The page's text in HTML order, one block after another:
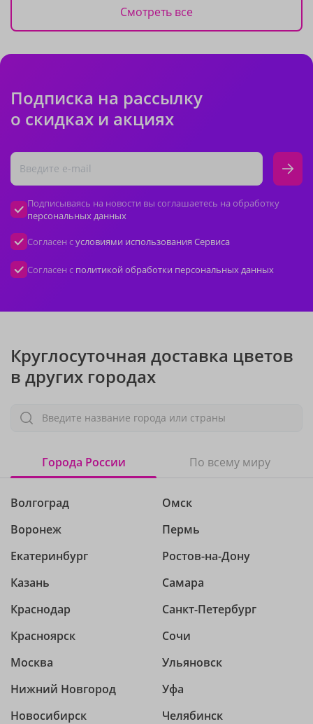
Смотреть все
Подписка на рассылку
о скидках и акциях
Подписываясь на новости вы соглашаетесь на обработку
персональных данных
Согласен сусловиями использования Сервиса
Согласен с политикой обработки персональных данных
Круглосуточная доставка цветов
в других городах
Введите название города или страны
Города России По всему миру
Волгоград
Воронеж
Екатеринбург
Казань
Краснодар
Красноярск
Москва
Нижний Новгород
Новосибирск
Омск
Пермь
Ростов-на-Дону
Самара
Санкт-Петербург
Сочи
Ульяновск
Уфа
Челябинск